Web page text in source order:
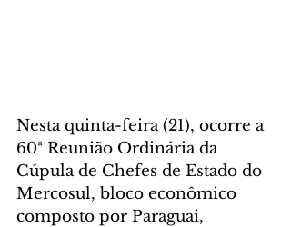
Nesta quinta-feira (21), ocorre a
60ª Reunião Ordinária da
Cúpula de Chefes de Estado do
Mercosul, bloco econômico
composto por Paraguai,